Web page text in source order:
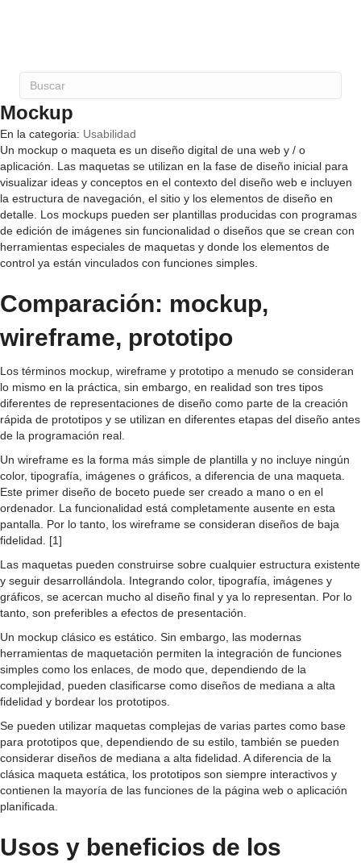
Mockup
En la categoria: Usabilidad
Un mockup o maqueta es un diseño digital de una web y / o
aplicación. Las maquetas se utilizan en la fase de diseño inicial para
visualizar ideas y conceptos en el contexto del diseño web e incluyen
la estructura de navegación, el sitio y los elementos de diseño en
detalle. Los mockups pueden ser plantillas producidas con programas
de edición de imágenes sin funcionalidad o diseños que se crean con
herramientas especiales de maquetas y donde los elementos de
control ya están vinculados con funciones simples.
Comparación: mockup,
wireframe, prototipo
Los términos mockup, wireframe y prototipo a menudo se consideran
lo mismo en la práctica, sin embargo, en realidad son tres tipos
diferentes de representaciones de diseño como parte de la creación
rápida de prototipos y se utilizan en diferentes etapas del diseño antes
de la programación real.
Un wireframe es la forma más simple de plantilla y no incluye ningún
color, tipografía, imágenes o gráficos, a diferencia de una maqueta.
Este primer diseño de boceto puede ser creado a mano o en el
ordenador. La funcionalidad está completamente ausente en esta
pantalla. Por lo tanto, los wireframe se consideran diseños de baja
fidelidad. [1]
Las maquetas pueden construirse sobre cualquier estructura existente
y seguir desarrollándola. Integrando color, tipografía, imágenes y
gráficos, se acercan mucho al diseño final y ya lo representan. Por lo
tanto, son preferibles a efectos de presentación.
Un mockup clásico es estático. Sin embargo, las modernas
herramientas de maquetación permiten la integración de funciones
simples como los enlaces, de modo que, dependiendo de la
complejidad, pueden clasificarse como diseños de mediana a alta
fidelidad y bordear los prototipos.
Se pueden utilizar maquetas complejas de varias partes como base
para prototipos que, dependiendo de su estilo, también se pueden
considerar diseños de mediana a alta fidelidad. A diferencia de la
clásica maqueta estática, los prototipos son siempre interactivos y
contienen la mayoría de las funciones de la página web o aplicación
planificada.
Usos y beneficios de los